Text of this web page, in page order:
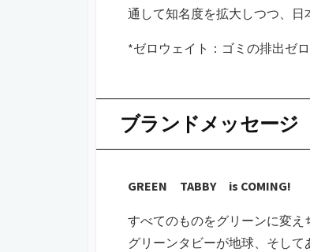
通して知名度を拡大しつつ、日
*ゼロウェイト：ゴミの排出ゼ
ブランドメッセージ
GREEN TABBY is COMING!
すべてのものをグリーンに変え
グリーンタビーが地球、そし